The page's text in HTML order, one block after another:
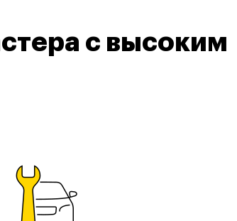
с высоким